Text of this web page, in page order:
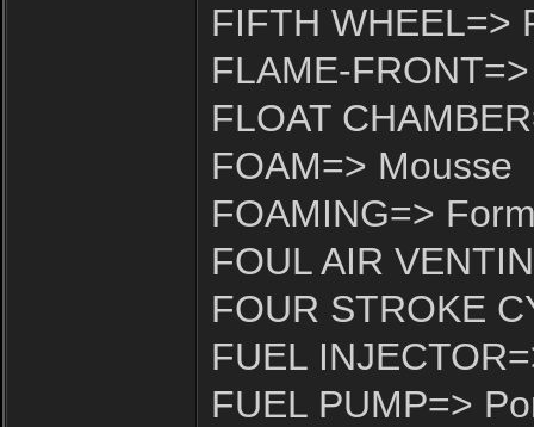
FIFTH WHEEL=>
FLAME-
FLOAT
FOAM=> Mousse
FOAMING=>
FOUL AIR
FOUR STROKE
FUEL
FUEL PUMP=>